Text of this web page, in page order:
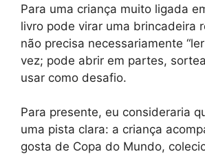
Para uma criança muito ligada
livro pode virar uma brincadeira
não precisa necessariamente
vez; pode abrir em partes,
usar como desafio.
Para presente, eu consideraria
uma pista clara: a criança
gosta de Copa do Mundo,